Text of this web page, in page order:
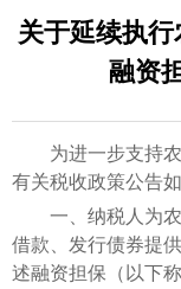
关于延续执
融资
为进一步支持农
有关税收政策公告如
一、纳税人为农
借款、发行债券提
述融资担保（以下